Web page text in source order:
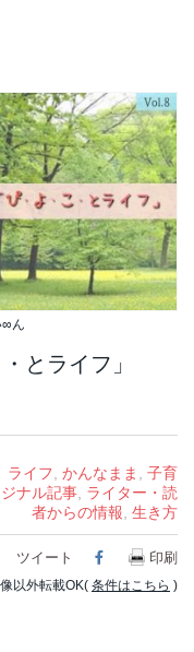
∞ん
とライフ」
ライフ
かんなまま
子育
ナル記事 ライター・読
者からの情報 生き方
ツイート Facebook
印刷
以外転載OK( 条件はこちら )